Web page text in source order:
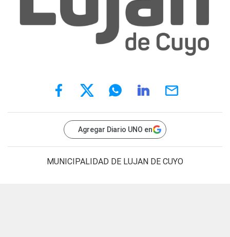
Agregar Diario UNO en
MUNICIPALIDAD DE LUJAN DE CUYO